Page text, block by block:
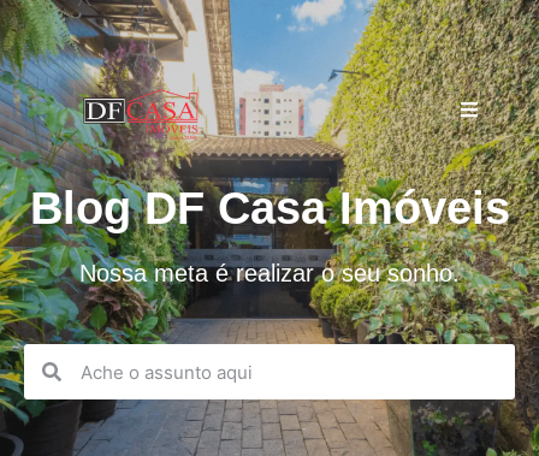
Blog DF Casa Imóveis
Nossa meta é realizar o seu sonho.